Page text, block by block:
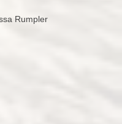
Rumpler